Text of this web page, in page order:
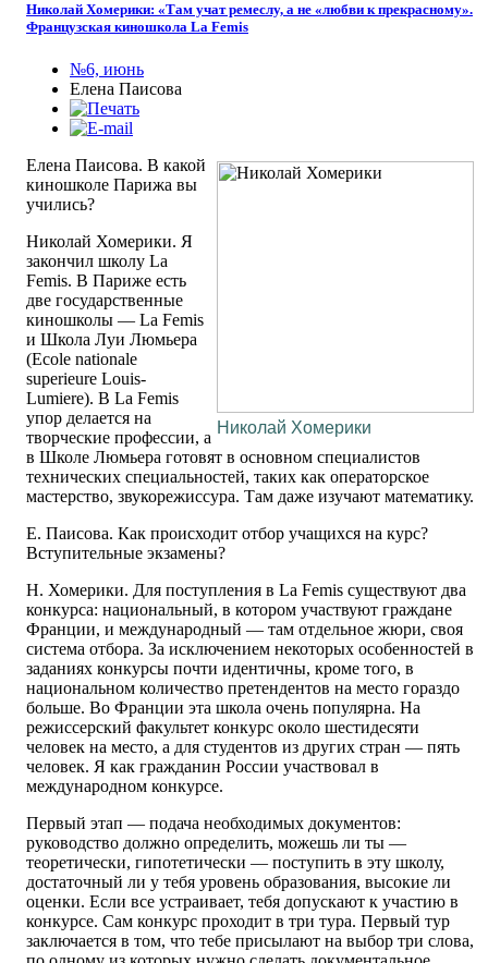
Николай Хомерики: «Там учат ремеслу, а не «любви к прекрасному».
Французская киношкола La Femis
№6, июнь
Елена Паисова
Николай Хомерики
Елена Паисова. В какой
киношколе Парижа вы
учились?
Николай Хомерики. Я
закончил школу La
Femis. В Париже есть
две государственные
киношколы — La Femis
и Школа Луи Люмьера
(Ecole nationale
superieure Louis-
Lumiere). В La Femis
упор делается на
творческие профессии, а
в Школе Люмьера готовят в основном специалистов
технических специальностей, таких как операторское
мастерство, звукорежиссура. Там даже изучают математику.
Е. Паисова. Как происходит отбор учащихся на курс?
Вступительные экзамены?
Н. Хомерики. Для поступления в La Femis существуют два
конкурса: национальный, в котором участвуют граждане
Франции, и международный — там отдельное жюри, своя
система отбора. За исключением некоторых особенностей в
заданиях конкурсы почти идентичны, кроме того, в
национальном количество претендентов на место гораздо
больше. Во Франции эта школа очень популярна. На
режиссерский факультет конкурс около шестидесяти
человек на место, а для студентов из других стран — пять
человек. Я как гражданин России участвовал в
международном конкурсе.
Первый этап — подача необходимых документов:
руководство должно определить, можешь ли ты —
теоретически, гипотетически — поступить в эту школу,
достаточный ли у тебя уровень образования, высокие ли
оценки. Если все устраивает, тебя допускают к участию в
конкурсе. Сам конкурс проходит в три тура. Первый тур
заключается в том, что тебе присылают на выбор три слова,